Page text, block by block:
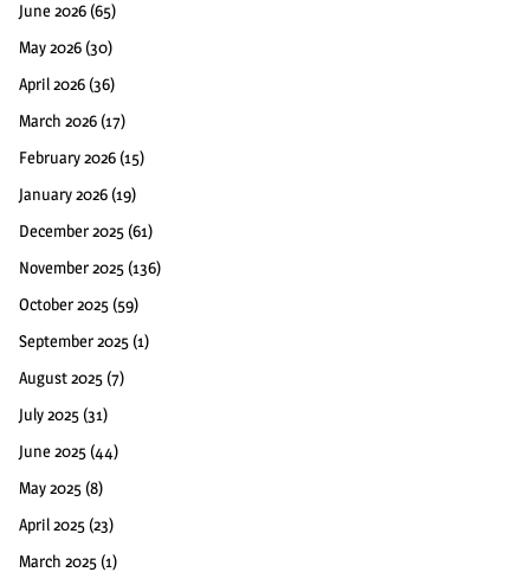
June 2026 (65)
May 2026 (30)
April 2026 (36)
March 2026 (17)
February 2026 (15)
January 2026 (19)
December 2025 (61)
November 2025 (136)
October 2025 (59)
September 2025 (1)
August 2025 (7)
July 2025 (31)
June 2025 (44)
May 2025 (8)
April 2025 (23)
March 2025 (1)